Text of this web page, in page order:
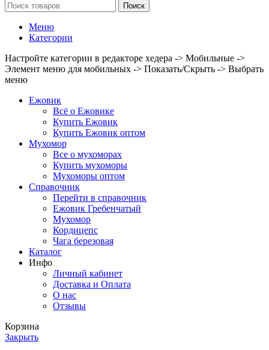
Поиск
Меню
Категории
Настройте категории в редакторе хедера -> Мобильные ->
Элемент меню для мобильных -> Показать/Скрыть -> Выбрать
меню
Ежовик
Всё о Ежовике
Купить Ежовик
Купить Ежовик оптом
Мухомор
Все о мухоморах
Купить мухоморы
Мухоморы оптом
Справочник
Перейти в справочник
Ежовик Гребенчатый
Мухомор
Кордицепс
Чага березовая
Каталог
Инфо
Личный кабинет
Доставка и Оплата
О нас
Отзывы
Корзина
Закрыть